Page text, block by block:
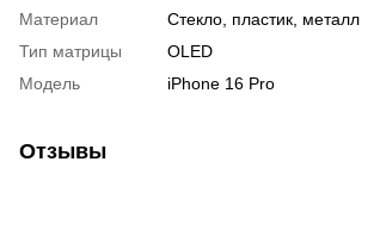
Материал
Стекло, пластик, металл
Тип матрицы
OLED
Модель
iPhone 16 Pro
Отзывы